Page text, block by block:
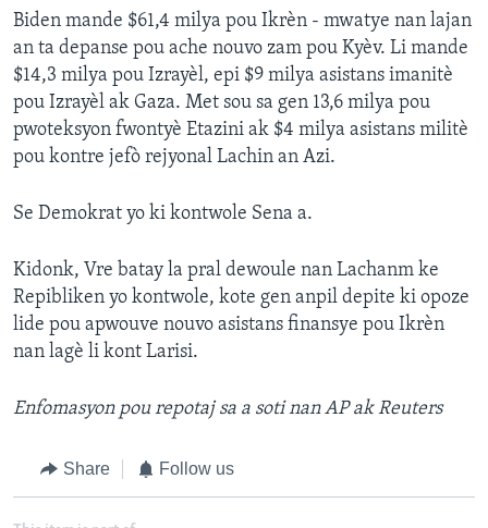
Biden mande $61,4 milya pou Ikrèn - mwatye nan lajan
an ta depanse pou ache nouvo zam pou Kyèv. Li mande
$14,3 milya pou Izrayèl, epi $9 milya asistans imanitè
pou Izrayèl ak Gaza. Met sou sa gen 13,6 milya pou
pwoteksyon fwontyè Etazini ak $4 milya asistans militè
pou kontre jefò rejyonal Lachin an Azi.
Se Demokrat yo ki kontwole Sena a.
Kidonk, Vre batay la pral dewoule nan Lachanm ke
Repibliken yo kontwole, kote gen anpil depite ki opoze
lide pou apwouve nouvo asistans finansye pou Ikrèn
nan lagè li kont Larisi.
Enfomasyon pou repotaj sa a soti nan AP ak Reuters
Share Follow us